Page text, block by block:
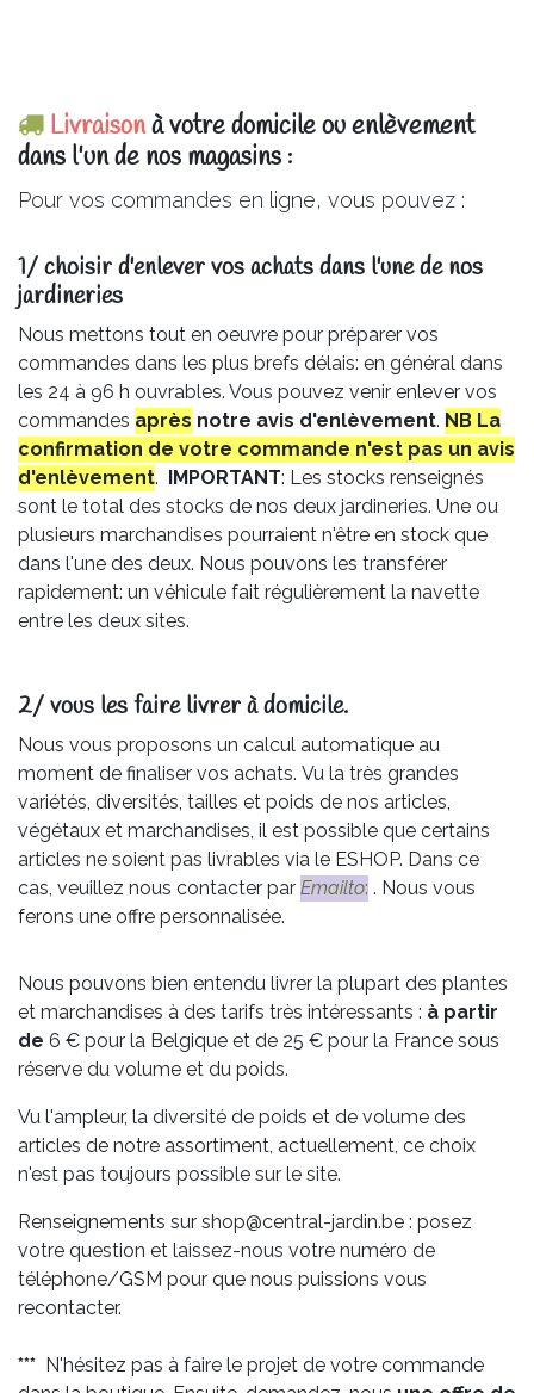
Livraisonà votre domicile ou enlèvement
dans l'un de nos magasins :
Pour vos commandes en ligne, vous pouvez :
1/ choisir d'enlever vos achats dans l'une de nos
jardineries​
Nous mettons tout en oeuvre pour préparer vos
commandes dans les plus brefs délais: en général dans
les 24 à 96 h ouvrables. Vous pouvez venir enlever vos
commandes après notre avis d'enlèvement. NB La
confirmation de votre commande n'est pas un avis
d'enlèvement. IMPORTANT: Les stocks renseignés
sont le total des stocks de nos deux jardineries. Une ou
plusieurs marchandises pourraient n'être en stock que
dans l'une des deux. Nous pouvons les transférer
rapidement: un véhicule fait régulièrement la navette
entre les deux sites.
2/ vous les faire livrer à domicile.
Nous vous proposons un calcul automatique au
moment de finaliser vos achats. Vu la très grandes
variétés, diversités, tailles et poids de nos articles,
végétaux et marchandises, il est possible que certains
articles ne soient pas livrables via le ESHOP. Dans ce
cas, veuillez nous contacter par Emailto: . Nous vous
ferons une offre personnalisée.
Nous pouvons bien entendu livrer la plupart des plantes
et marchandises à des tarifs très intéressants : à partir
de 6 € pour la Belgique et de 25 € pour la France sous
réserve du volume et du poids.
Vu l'ampleur, la diversité de poids et de volume des
articles de notre assortiment, actuellement, ce choix
n'est pas toujours possible sur le site.
Renseignements sur shop@central-jardin.be : posez
votre question et laissez-nous votre numéro de
téléphone/GSM pour que nous puissions vous
recontacter.
*** N'hésitez pas à faire le projet de votre commande